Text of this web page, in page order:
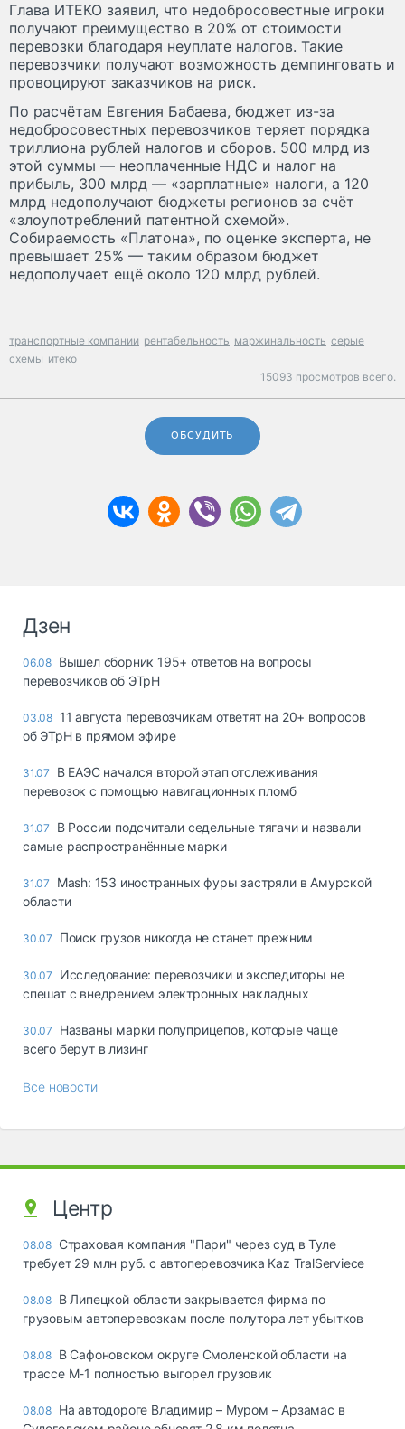
Глава ИТЕКО заявил, что недобросовестные игроки
получают преимущество в 20% от стоимости
перевозки благодаря неуплате налогов. Такие
перевозчики получают возможность демпинговать и
провоцируют заказчиков на риск.
По расчётам Евгения Бабаева, бюджет из-за
недобросовестных перевозчиков теряет порядка
триллиона рублей налогов и сборов. 500 млрд из
этой суммы — неоплаченные НДС и налог на
прибыль, 300 млрд — «зарплатные» налоги, а 120
млрд недополучают бюджеты регионов за счёт
«злоупотреблений патентной схемой».
Собираемость «Платона», по оценке эксперта, не
превышает 25% — таким образом бюджет
недополучает ещё около 120 млрд рублей.
транспортные компании рентабельность маржинальность серые
схемы итеко
15093 просмотров всего.
ОБСУДИТЬ
Дзен
06.08 Вышел сборник 195+ ответов на вопросы
перевозчиков об ЭТрН
03.08 11 августа перевозчикам ответят на 20+ вопросов
об ЭТрН в прямом эфире
31.07
В ЕАЭС начался второй этап отслеживания
перевозок с помощью навигационных пломб
31.07
В России подсчитали седельные тягачи и назвали
самые распространённые марки
31.07
Mash: 153 иностранных фуры застряли в Амурской
области
30.07 Поиск грузов никогда не станет прежним
30.07
Исследование: перевозчики и экспедиторы не
спешат с внедрением электронных накладных
30.07
Названы марки полуприцепов, которые чаще
всего берут в лизинг
Все новости
Центр
08.08 Страховая компания "Пари" через суд в Туле
требует 29 млн руб. с автоперевозчика Kaz TralServiece
08.08 В Липецкой области закрывается фирма по
грузовым автоперевозкам после полутора лет убытков
08.08 В Сафоновском округе Смоленской области на
трассе М-1 полностью выгорел грузовик
08.08 На автодороге Владимир – Муром – Арзамас в